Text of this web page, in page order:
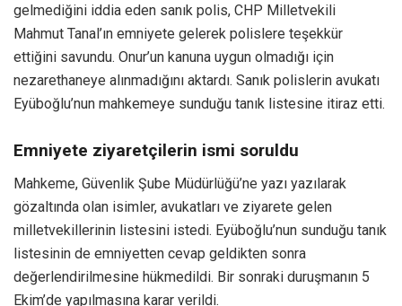
gelmediğini iddia eden sanık polis, CHP Milletvekili
Mahmut Tanal’ın emniyete gelerek polislere teşekkür
ettiğini savundu. Onur’un kanuna uygun olmadığı için
nezarethaneye alınmadığını aktardı. Sanık polislerin avukatı
Eyüboğlu’nun mahkemeye sunduğu tanık listesine itiraz etti.
Emniyete ziyaretçilerin ismi soruldu
Mahkeme, Güvenlik Şube Müdürlüğü’ne yazı yazılarak
gözaltında olan isimler, avukatları ve ziyarete gelen
milletvekillerinin listesini istedi. Eyüboğlu’nun sunduğu tanık
listesinin de emniyetten cevap geldikten sonra
değerlendirilmesine hükmedildi. Bir sonraki duruşmanın 5
Ekim’de yapılmasına karar verildi.